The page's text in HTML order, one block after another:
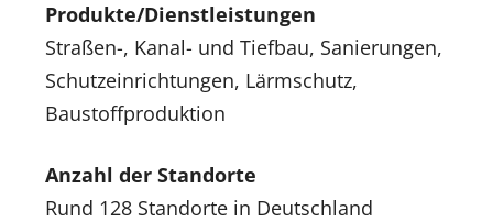
Produkte/Dienstleistungen
Straßen-, Kanal- und Tiefbau, Sanierungen,
Schutzeinrichtungen, Lärmschutz,
Baustoffproduktion
Anzahl der Standorte
Rund 128 Standorte in Deutschland